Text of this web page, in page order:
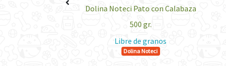
Dolina Noteci Pato con Calabaza
500 gr.
Libre de granos
Dolina Noteci